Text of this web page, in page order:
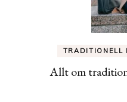
TRADITIONELL
Allt om